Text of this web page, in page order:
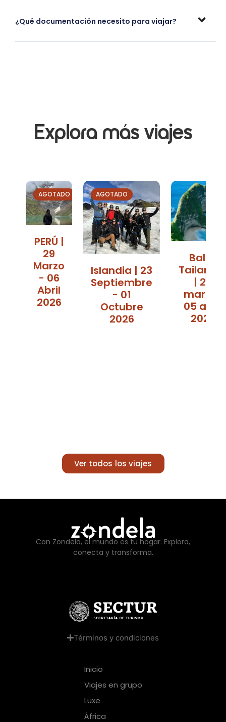
¿Qué documentación necesito para viajar?
Explora más viajes
AGOTADO
PERÚ |
29
Marzo
- 06
Abril
2026
AGOTADO
Islandia | 23
Septiembre
- 01
Octubre
2026
Bali y
| 20
marzo-
05 abril
2027
Ver todos los viajes
Con Zondela, el mundo es tu hogar. Explora,
conecta y transforma.
Términos y condiciones
Inicio
Viajes en grupo
Luxe
África